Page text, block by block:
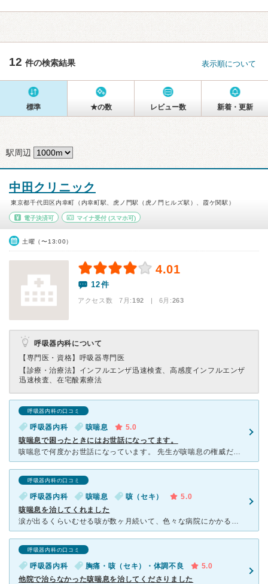
12 件の検索結果 表示順について
標準 ★の数 レビュー数 新着・更新
駅周辺
中田クリニック
東京都千代田区内幸町（内幸町駅、虎ノ門駅（虎ノ門ヒルズ駅）、霞ケ関駅）
電子決済可 マイナ受付(スマホ可)
土曜（〜13:00）
4.01
12件
アクセス数 7月:192 | 6月:263
呼吸器内科について
【専門医・資格】 呼吸器専門医
【診療・治療法】 インフルエンザ迅速検査、高感度インフルエンザ
迅速検査、在宅酸素療法
呼吸器内科の口コミ
呼吸器内科 咳喘息
5.0
咳喘息で困ったときにはお世話になってます。
咳喘息で何度かお世話になっています。 先生が咳喘息の権威だけあって、他の医院の呼吸器科では処方してもらえなかった薬を的確に説明して処方していただけるので、治りが早いと思います。 現在は診察は予約が
呼吸器内科の口コミ
呼吸器内科 咳喘息 咳（セキ）
5.0
咳喘息を治してくれました
涙が出るくらいむせる咳が数ヶ月続いて、色々な病院にかかるも明確な原因がわからなかったのですが、こちらを紹介されて受診したら一発で良くなりました。診断は咳喘息でした。こちらのドクターが得意とする分野だっ
呼吸器内科の口コミ
呼吸器内科 胸痛・咳（セキ）・体調不良
5.0
他院で治らなかった咳喘息を治してくださりました